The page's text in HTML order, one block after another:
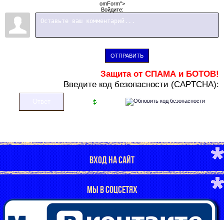
omForm">
Войдите:
ОТПРАВИТЬ
Защита от СПАМА и БОТОВ!
Введите код безопасности (CAPTCHA):
ВХОД НА САЙТ
МЫ В СОЦСЕТЯХ